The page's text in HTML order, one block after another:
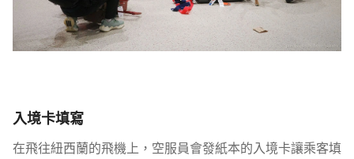
入境卡填寫
在飛往紐西蘭的飛機上，空服員會發紙本的入境卡讓乘客填